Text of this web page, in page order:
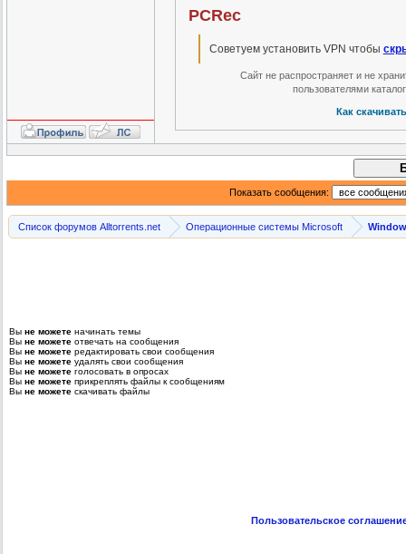
PCRec
Советуем установить VPN чтобы
Сайт не распространяет и не
пользователями
Как
Показать сообщения:
Список форумов Alltorrents.net Операционные системы Microsoft
Вы не можете начинать темы
Вы не можете отвечать на сообщения
Вы не можете редактировать свои сообщения
Вы не можете удалять свои сообщения
Вы не можете голосовать в опросах
Вы не можете прикреплять файлы к сообщениям
Вы не можете скачивать файлы
Пользовательское